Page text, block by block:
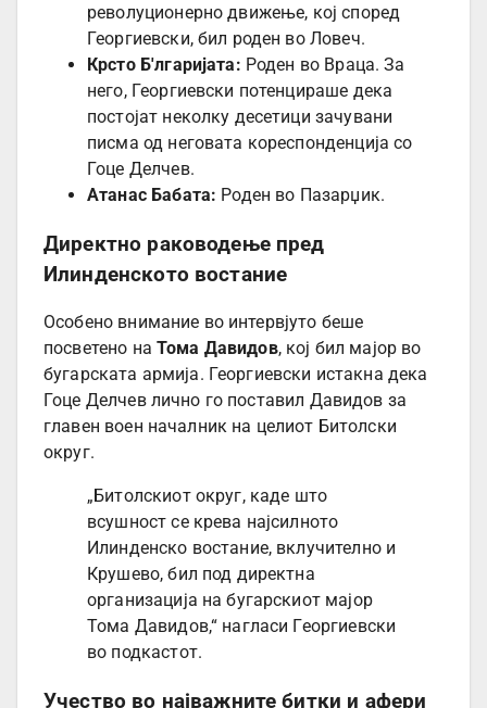
револуционерно движење, кој според
Георгиевски, бил роден во Ловеч.
Крсто Б'лгаријата: Роден во Враца. За
него, Георгиевски потенцираше дека
постојат неколку десетици зачувани
писма од неговата кореспонденција со
Гоце Делчев.
Атанас Бабата: Роден во Пазарџик.
Директно раководење пред
Илинденското востание
Особено внимание во интервјуто беше
посветено на Тома Давидов, кој бил мајор во
бугарската армија. Георгиевски истакна дека
Гоце Делчев лично го поставил Давидов за
главен воен началник на целиот Битолски
округ.
„Битолскиот округ, каде што
всушност се крева најсилното
Илинденско востание, вклучително и
Крушево, бил под директна
организација на бугарскиот мајор
Тома Давидов,“ нагласи Георгиевски
во подкастот.
Учество во најважните битки и афери